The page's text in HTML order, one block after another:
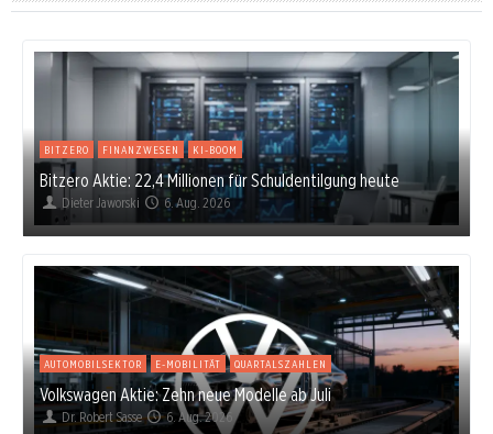
BITZERO FINANZWESEN KI-BOOM
Bitzero Aktie: 22,4 Millionen für Schuldentilgung heute
Dieter Jaworski 6. Aug. 2026
AUTOMOBILSEKTOR E-MOBILITÄT QUARTALSZAHLEN
Volkswagen Aktie: Zehn neue Modelle ab Juli
Dr. Robert Sasse 6. Aug. 2026